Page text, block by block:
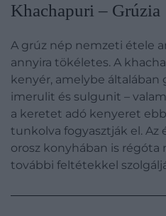
Khachapuri – Grúzia
A grúz nép nemzeti étele
annyira tökéletes. A
kenyér, amelybe általában
imerulit és sulgunit –
a keretet adó kenyeret
tunkolva fogyasztják el. Az
orosz konyhában is régóta
további feltétekkel